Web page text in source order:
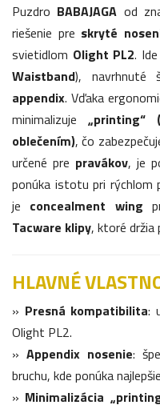
Puzdro BABAJAGA od
riešenie pre skryté
svietidlom Olight PL2.
Waistband), navrhnuté
appendix. Vďaka
minimalizuje „printing“
oblečením), čo
určené pre pravákov, je
ponúka istotu pri rýchlom
je concealment wing
Tacware klipy, ktoré držia
HLAVNÉ
» Presná kompatibilita:
Olight PL2.
»Appendix nosenie:
bruchu, kde ponúka
» Minimalizácia